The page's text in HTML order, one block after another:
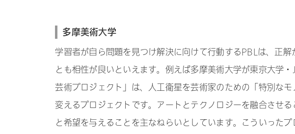
多摩美術大学
学習者が自ら問題を見つけ解決に向けて行動するPBLは、正
とも相性が良いといえます。例えば多摩美術大学が東京大学
芸術プロジェクト」は、人工衛星を芸術家のための「特別な
変えるプロジェクトです。アートとテクノロジーを融合させ
と希望を与えることを主なねらいとしています。こういったプ